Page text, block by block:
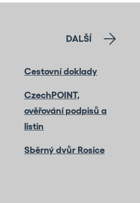
DALŠÍ
Cestovní doklady
CzechPOINT,
ověřování podpisů a
listin
Sběrný dvůr Rosice